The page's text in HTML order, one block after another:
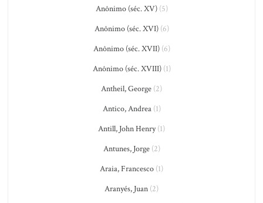
Anônimo (séc. XV)(5)
Anônimo (séc. XVI)(6)
Anônimo (séc. XVII)(6)
Anônimo (séc. XVIII)(1)
Antheil, George (2)
Antico, Andrea(1)
Antill, John Henry(1)
Antunes, Jorge(2)
Araia, Francesco (1)
Aranyés, Juan (2)